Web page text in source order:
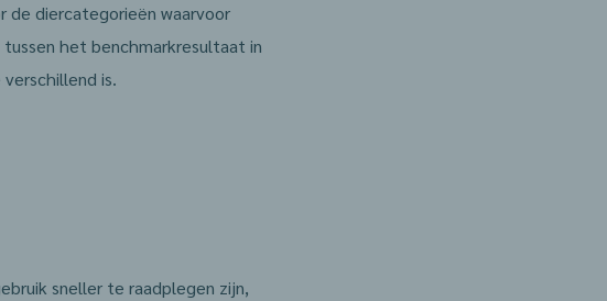
de diercategorieën waarvoor
het benchmarkresultaat in
is.
sneller te raadplegen zijn,